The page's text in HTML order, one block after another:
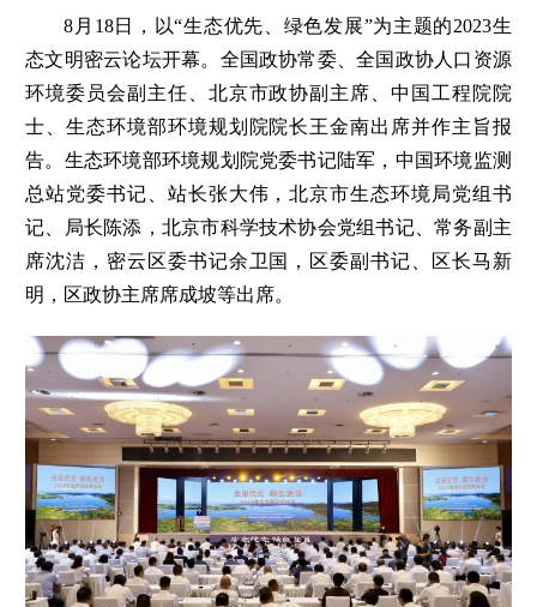
8月18日，以“生态优先、绿色发展”为主题的2023生
态文明密云论坛开幕。全国政协常委、全国政协人口资源
环境委员会副主任、北京市政协副主席、中国工程院院
士、生态环境部环境规划院院长王金南出席并作主旨报
告。生态环境部环境规划院党委书记陆军，中国环境监测
总站党委书记、站长张大伟，北京市生态环境局党组书
记、局长陈添，北京市科学技术协会党组书记、常务副主
席沈洁，密云区委书记余卫国，区委副书记、区长马新
明，区政协主席席成坡等出席。